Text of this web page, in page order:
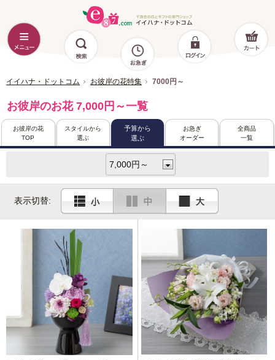
イイハナ・ドットコム お彼岸の花特集 7000円～
お彼岸のお花 7,000円～一覧
お彼岸の花
TOP
スタイルから
選ぶ
予算から
選ぶ
お急ぎ
オーダー
全商品
一覧
表示切替: